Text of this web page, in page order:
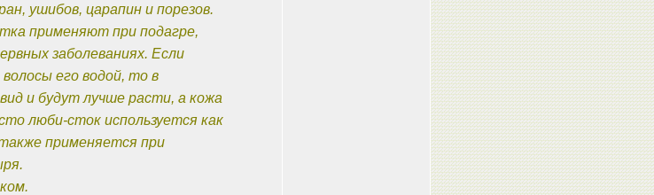
ушибов, царапин и порезов.
применяют при подагре,
заболеваниях. Если
его водой, то в
и будут лучше расти, а кожа
люби-сток используется как
применяется при